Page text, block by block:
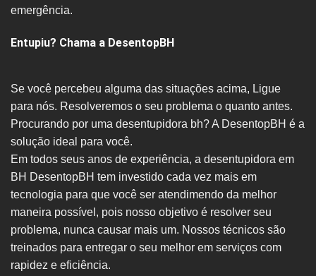
emergência.
Entupiu? Chama a DesentopBH
Se você percebeu alguma das situações acima, Ligue
para nós. Resolveremos o seu problema o quanto antes.
Procurando por uma desentupidora bh? A DesentopBH é a
solução ideal para você.
Em todos seus anos de experiência, a desentupidora em
BH DesentopBH tem investido cada vez mais em
tecnologia para que você ser atendimendo da melhor
maneira possível, pois nosso objetivo é resolver seu
problema, nunca causar mais um. Nossos técnicos são
treinados para entregar o seu melhor em serviços com
rapidez e eficiência.